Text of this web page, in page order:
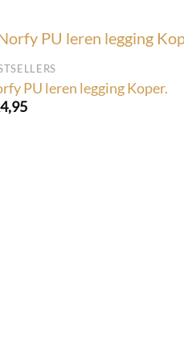
PU leren legging Koper.